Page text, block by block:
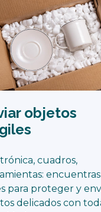
objetos
cuadros,
para proteger y
delicados con